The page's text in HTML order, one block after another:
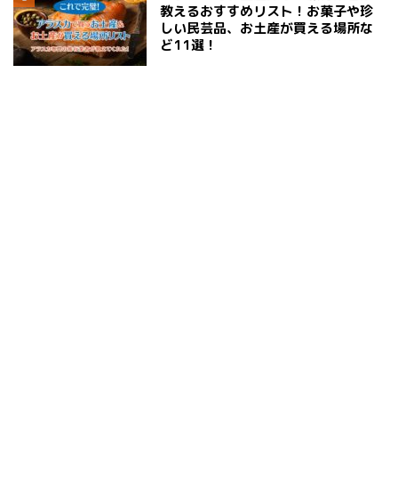
教えるおすすめリスト！お菓子や珍
しい民芸品、お土産が買える場所な
ど11選！